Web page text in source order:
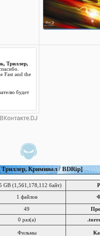
Триллер,
Fast and the
будет
Триллер, Криминал / BDRip]
GB (1,561,178,112 байт)
1 файлов
49
0 раз(a)
Фильмы